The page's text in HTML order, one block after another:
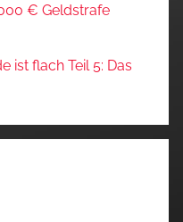
€ Geldstrafe
ist flach Teil 5: Das